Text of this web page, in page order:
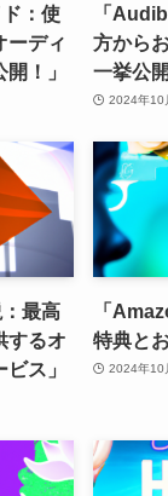
：使
ーディ
！」
「
方から
一挙公開
2024年10
最高
するオ
ス」
「
特典と
2024年10